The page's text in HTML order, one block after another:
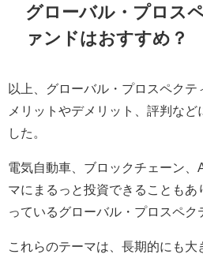
グローバル・プロス
ァンドはおすすめ？
以上、グローバル・プロスペクテ
メリットやデメリット、評判など
した。
電気自動車、ブロックチェーン、
マにまるっと投資できることもあ
っているグローバル・プロスペク
これらのテーマは、長期的にも